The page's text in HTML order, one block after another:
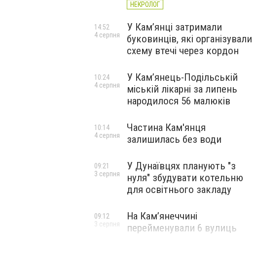
НЕКРОЛОГ
У Кам’янці затримали
буковинців, які організували
схему втечі через кордон
14:52
4 серпня
У Кам’янець-Подільській
міській лікарні за липень
народилося 56 малюків
10:24
4 серпня
Частина Кам'янця
залишилась без води
10:14
4 серпня
У Дунаївцях планують "з
нуля" збудувати котельню
для освітнього закладу
09:21
3 серпня
На Камʼянеччині
перейменували 6 вулиць
09:12
3 серпня